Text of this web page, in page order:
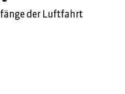
der Luftfahrt